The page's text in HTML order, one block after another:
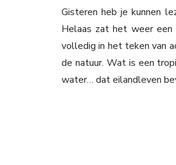
Gisteren heb je kunnen
Helaas zat het weer
volledig in het teken van
de natuur. Wat is een
water… dat eilandleven